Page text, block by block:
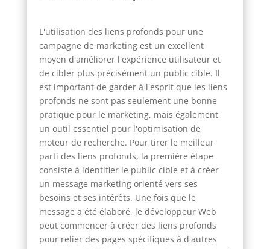
L'utilisation des liens profonds pour une
campagne de marketing est un excellent
moyen d'améliorer l'expérience utilisateur et
de cibler plus précisément un public cible. Il
est important de garder à l'esprit que les liens
profonds ne sont pas seulement une bonne
pratique pour le marketing, mais également
un outil essentiel pour l'optimisation de
moteur de recherche. Pour tirer le meilleur
parti des liens profonds, la première étape
consiste à identifier le public cible et à créer
un message marketing orienté vers ses
besoins et ses intérêts. Une fois que le
message a été élaboré, le développeur Web
peut commencer à créer des liens profonds
pour relier des pages spécifiques à d'autres